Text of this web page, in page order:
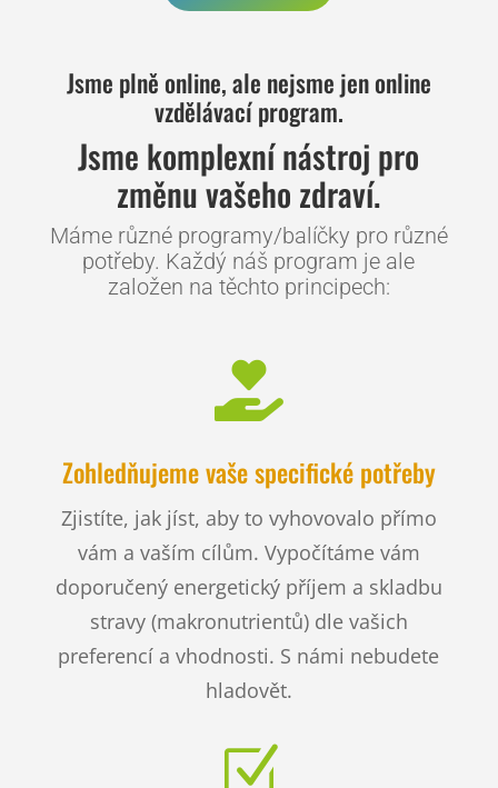
Jsme plně online, ale nejsme jen online
vzdělávací program.
Jsme komplexní nástroj pro
změnu vašeho zdraví.
Máme různé programy/balíčky pro různé
potřeby. Každý náš program je ale
založen na těchto principech:

Zohledňujeme vaše specifické potřeby
Zjistíte, jak jíst, aby to vyhovovalo přímo
vám a vaším cílům. Vypočítáme vám
doporučený energetický příjem a skladbu
stravy (makronutrientů) dle vašich
preferencí a vhodnosti. S námi nebudete
hladovět.
Z